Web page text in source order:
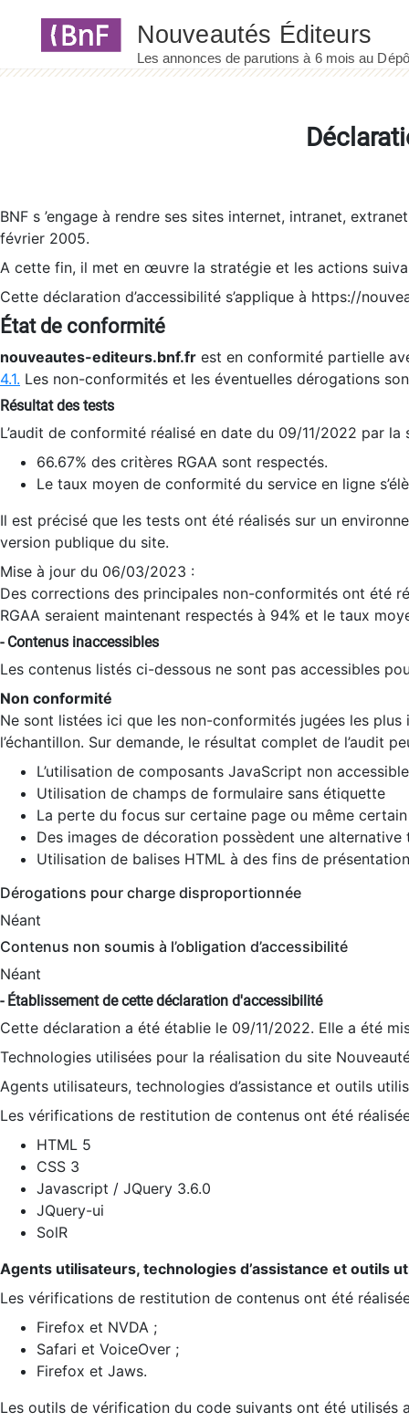
BNF s ’engage à rendre ses sites internet, intranet,
février 2005.
A cette fin, il met en œuvre la stratégie et les actions
Cette déclaration d’accessibilité s’applique à https://
État de conformité
nouveautes-editeurs.bnf.fr est en conformité partielle
4.1. Les non-conformités et les éventuelles dérogations
Résultat des tests
L’audit de conformité réalisé en date du 09/11/2022 par
66.67% des critères RGAA sont respectés.
Le taux moyen de conformité du service en ligne
Il est précisé que les tests ont été réalisés sur un
version publique du site.
Mise à jour du 06/03/2023 :
Des corrections des principales non-conformités ont été
RGAA seraient maintenant respectés à 94% et le taux
- Contenus inaccessibles
Les contenus listés ci-dessous ne sont pas accessibles
Non conformité
Ne sont listées ici que les non-conformités jugées les
l’échantillon. Sur demande, le résultat complet de l’audit
L’utilisation de composants JavaScript non
Utilisation de champs de formulaire sans étiquette
La perte du focus sur certaine page ou même
Des images de décoration possèdent une alternative
Utilisation de balises HTML à des fins de
Dérogations pour charge disproportionnée
Néant
Contenus non soumis à l’obligation d’accessibilité
Néant
- Établissement de cette déclaration d'accessibilité
Cette déclaration a été établie le 09/11/2022. Elle a été
Technologies utilisées pour la réalisation du site
Agents utilisateurs, technologies d’assistance et outils
Les vérifications de restitution de contenus ont été
HTML 5
CSS 3
Javascript / JQuery 3.6.0
JQuery-ui
SolR
Agents utilisateurs, technologies d’assistance et outils
Les vérifications de restitution de contenus ont été
Firefox et NVDA ;
Safari et VoiceOver ;
Firefox et Jaws.
Les outils de vérification du code suivants ont été utilisés